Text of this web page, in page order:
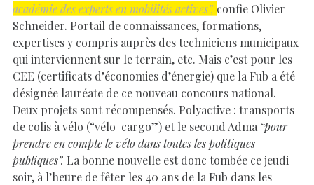
académie des experts en mobilités actives”, confie Olivier
Schneider. Portail de connaissances, formations,
expertises y compris auprès des techniciens municipaux
qui interviennent sur le terrain, etc. Mais c’est pour les
CEE (certificats d’économies d’énergie) que la Fub a été
désignée lauréate de ce nouveau concours national.
Deux projets sont récompensés. Polyactive : transports
de colis à vélo (“vélo-cargo”) et le second Adma “pour
prendre en compte le vélo dans toutes les politiques
publiques”. La bonne nouvelle est donc tombée ce jeudi
soir, à l’heure de fêter les 40 ans de la Fub dans les